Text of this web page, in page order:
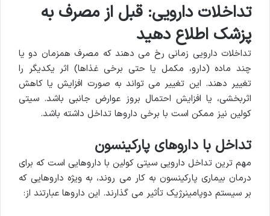
تداخلات دارویی: قبل از مصرف به
پزشک اطلاع دهید
تداخلات دارویی زمانی رخ می دهند که مصرف همزمان دو یا
چند ماده (دارو، مکمل یا حتی برخی غذاها) اثر یکدیگر را
تغییر دهند. این تغییر می تواند به صورت افزایش یا کاهش
اثربخشی، یا افزایش احتمال بروز عوارض جانبی باشد. سیتی
کولین نیز ممکن است با برخی داروها تداخل داشته باشد.
تداخل با داروهای پارکینسون
مهم ترین تداخل دارویی سیتی کولین با داروهایی است که برای
درمان بیماری پارکینسون به کار می روند، به ویژه داروهایی که
بر سیستم دوپامینرژیک تأثیر می گذارند. این داروها عبارتند از: